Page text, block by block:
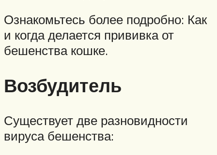
Ознакомьтесь более подробно: Как
и когда делается прививка от
бешенства кошке.
Возбудитель
Существует две разновидности
вируса бешенства: